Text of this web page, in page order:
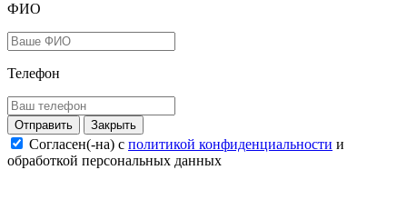
ФИО
Телефон
Закрыть
Согласен(-на) c политикой конфиденциальности и
обработкой персональных данных